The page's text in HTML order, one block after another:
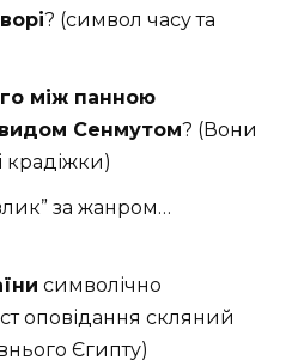
? (символ часу та
між панною
Сенмутом? (Вони
крадіжки)
за жанром…
символічно
оповідання скляний
Єгипту)